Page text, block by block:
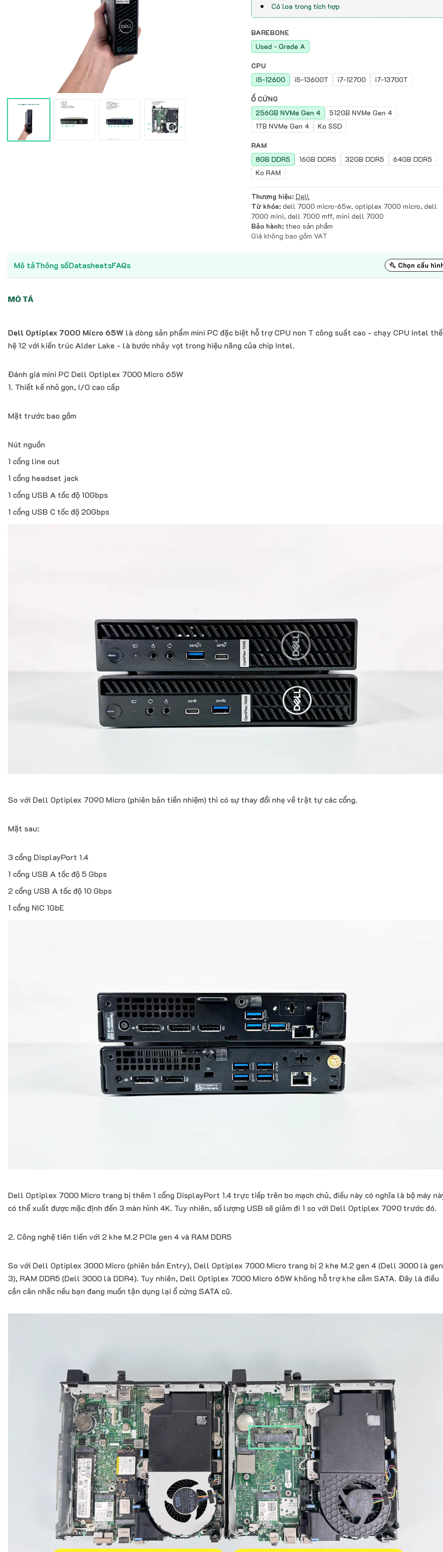
Có loa trong tích hợp
BAREBONE
Used - Grade A
CPU
i5-12600
i5-13600T i7-12700 i7-13700T
Ổ CỨNG
256GB NVMe Gen 4
512GB NVMe Gen 4
1TB NVMe Gen 4
Ko SSD
RAM
8GB DDR5
16GB DDR5 32GB DDR5
64GB DDR5
Ko RAM
Thương hiệu: Dell
Từ khóa: dell 7000 micro-65w, optiplex 7000 micro, dell
7000 mini, dell 7000 mff, mini dell 7000
Bảo hành: theo sản phẩm
Giá không bao gồm VAT
Mô tảThông sốDatasheetsFAQs Chọn cấu
MÔ TẢ
Dell Optiplex 7000 Micro 65W là dòng sản phẩm mini PC đặc biệt hỗ trợ CPU non T công suất cao - chạy CPU Intel thế
hệ 12 với kiến trúc Alder Lake - là bước nhảy vọt trong hiệu năng của chip Intel.
Đánh giá mini PC Dell Optiplex 7000 Micro 65W
1. Thiết kế nhỏ gọn, I/O cao cấp
Mặt trước bao gồm
Nút nguồn
1 cổng line out
1 cổng headset jack
1 cổng USB A tốc độ 10Gbps
1 cổng USB C tốc độ 20Gbps
So với Dell Optiplex 7090 Micro (phiên bản tiền nhiệm) thì có sự thay đổi nhẹ về trật tự các cổng.
Mặt sau:
3 cổng DisplayPort 1.4
1 cổng USB A tốc độ 5 Gbps
2 cổng USB A tốc độ 10 Gbps
1 cổng NIC 1GbE
Dell Optiplex 7000 Micro trang bị thêm 1 cổng DisplayPort 1.4 trực tiếp trên bo mạch chủ, điều này có nghĩa là bộ máy
có thể xuất được mặc định đến 3 màn hình 4K. Tuy nhiên, số lượng USB sẽ giảm đi 1 so với Dell Optiplex 7090 trước đó.
2. Công nghệ tiên tiến với 2 khe M.2 PCIe gen 4 và RAM DDR5
So với Dell Optiplex 3000 Micro (phiên bản Entry), Dell Optiplex 7000 Micro trang bị 2 khe M.2 gen 4 (Dell 3000 là gen
3), RAM DDR5 (Dell 3000 là DDR4). Tuy nhiên, Dell Optiplex 7000 Micro 65W không hỗ trợ khe cắm SATA. Đây là điều
cần cân nhắc nếu bạn đang muốn tận dụng lại ổ cứng SATA cũ.